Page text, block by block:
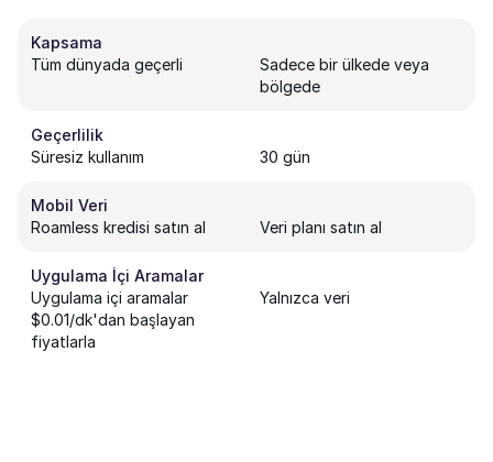
Kapsama
Tüm dünyada geçerli
Sadece bir ülkede veya
bölgede
Geçerlilik
Süresiz kullanım
30 gün
Mobil Veri
Roamless kredisi satın al
Veri planı satın al
Uygulama İçi Aramalar
Uygulama içi aramalar
$0.01/dk'dan başlayan
fiyatlarla
Yalnızca veri